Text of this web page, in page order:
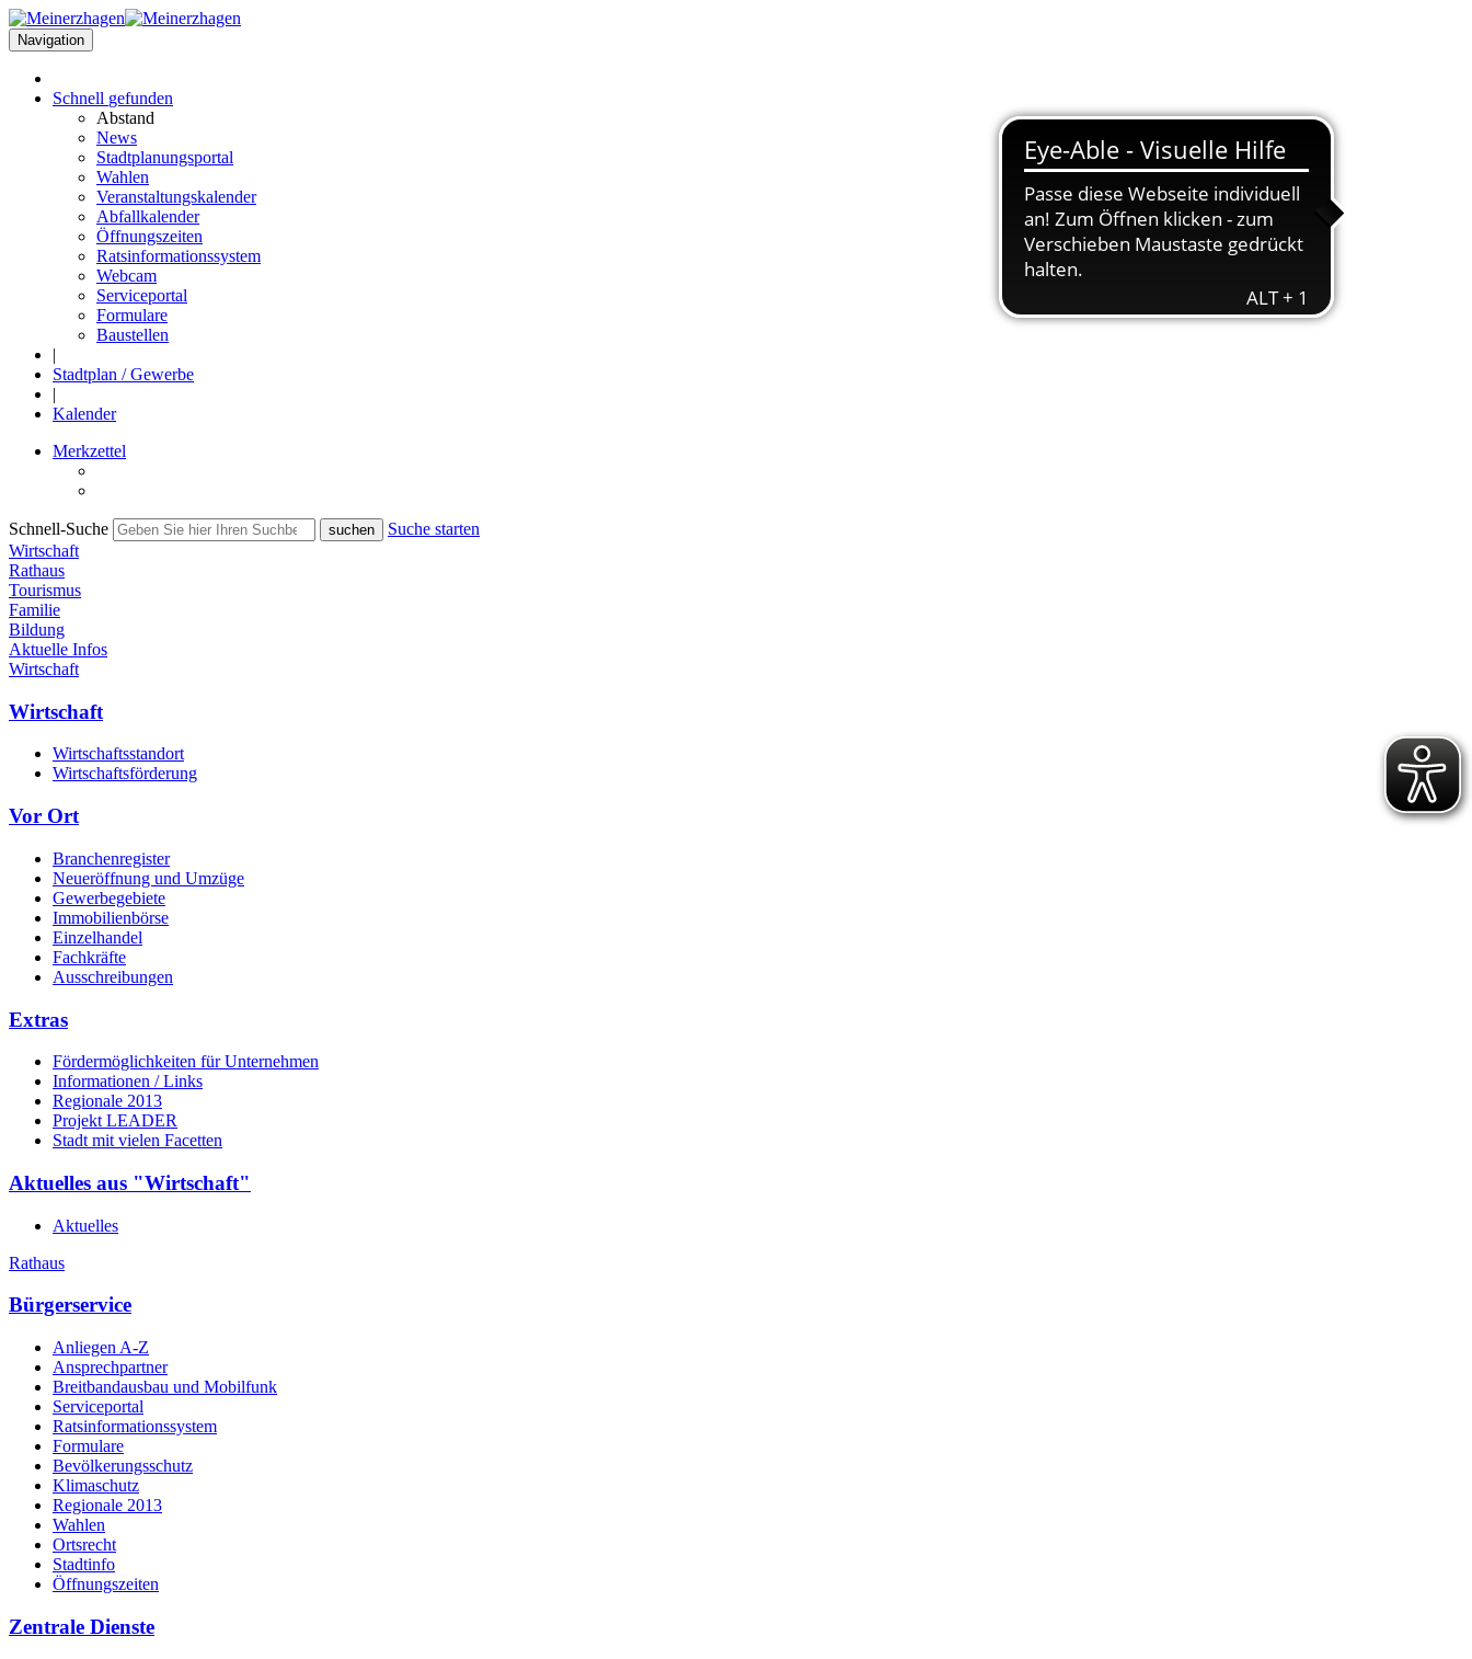
Navigation
Schnell gefunden
Abstand
News
Stadtplanungsportal
Wahlen
Veranstaltungskalender
Abfallkalender
Öffnungszeiten
Ratsinformationssystem
Webcam
Serviceportal
Formulare
Baustellen
|
Stadtplan / Gewerbe
|
Kalender
Merkzettel
Schnell-Suche
Suche starten
Wirtschaft
Rathaus
Tourismus
Familie
Bildung
Aktuelle Infos
Wirtschaft
Wirtschaft
Wirtschaftsstandort
Wirtschaftsförderung
Vor Ort
Branchenregister
Neueröffnung und Umzüge
Gewerbegebiete
Immobilienbörse
Einzelhandel
Fachkräfte
Ausschreibungen
Extras
Fördermöglichkeiten für Unternehmen
Informationen / Links
Regionale 2013
Projekt LEADER
Stadt mit vielen Facetten
Aktuelles aus "Wirtschaft"
Aktuelles
Rathaus
Bürgerservice
Anliegen A-Z
Ansprechpartner
Breitbandausbau und Mobilfunk
Serviceportal
Ratsinformationssystem
Formulare
Bevölkerungsschutz
Klimaschutz
Regionale 2013
Wahlen
Ortsrecht
Stadtinfo
Öffnungszeiten
Zentrale Dienste